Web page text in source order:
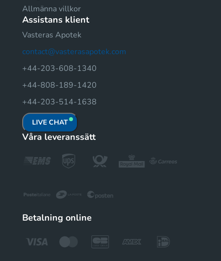
Allmänna villkor
Assistans klient
Vasteras Apotek
contact@vasterasapotek.com
+44-203-608-1340
+44-808-189-1420
+44-203-514-1638
LIVE CHAT
Våra leveranssätt
Betalning online